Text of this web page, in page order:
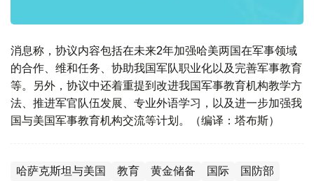
消息称，协议内容包括在未来2年加强哈美两国在军事领域
的合作、维和任务、协助我国军队职业化以及完善军事教育
等。另外，协议中还着重提到改进我国军事教育机构教学方
法、推进军官队伍发展、专业外语学习，以及进一步加强我
国与美国军事教育机构交流等计划。（编译：塔布斯）
哈萨克斯坦与美国 教育 黄金储备 国际 国防部